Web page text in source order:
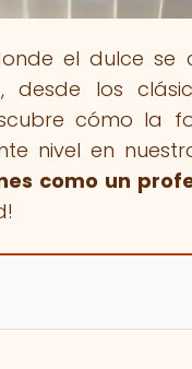
el dulce se
los
cómo la
nivel en
como un